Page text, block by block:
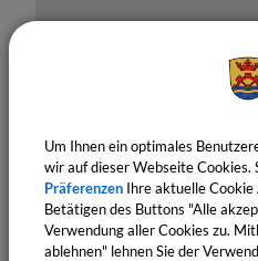
nicht
Bitte aktivieren Sie
Cookie
Um Ihnen ein optimales
wir auf dieser Webseite Cookies.
Präferenzen Ihre aktuelle Cookie
Betätigen des Buttons "Alle
Verwendung aller Cookies zu.
ablehnen" lehnen Sie der